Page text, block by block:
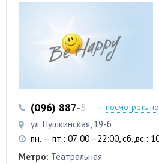
(096) 887-50-88посмотреть
ул. Пушкинская, 19-б
пн. — пт.: 07:00—22:00, сб.,вс.:
Метро: Театральная